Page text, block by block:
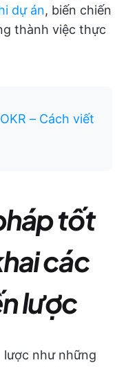
dự án, biến chiến
thành việc thực
– Cách viết
tốt
các
lược
lược như những